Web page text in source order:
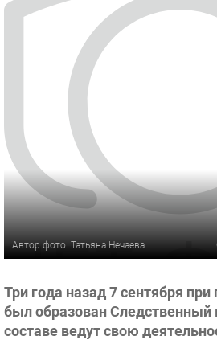
Автор фото: Татьяна Нечаева
Три года назад 7 сентября при
был образован Следственный
составе ведут свою